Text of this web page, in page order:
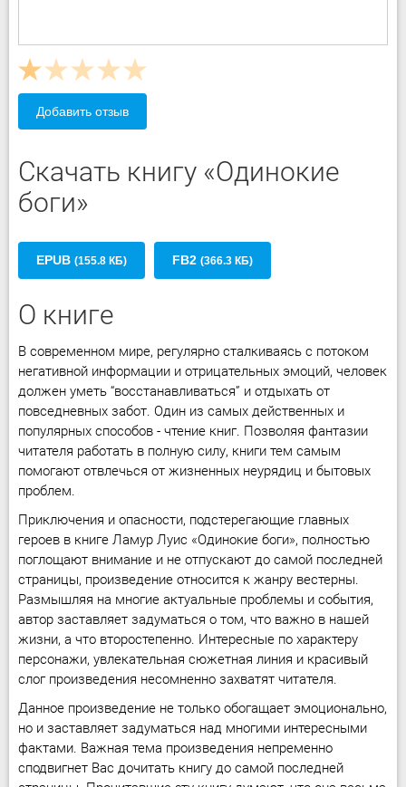
Добавить отзыв
Скачать книгу «Одинокие
боги»
EPUB (155.8 КБ) FB2 (366.3 КБ)
О книге
В современном мире, регулярно сталкиваясь с потоком
негативной информации и отрицательных эмоций, человек
должен уметь “восстанавливаться” и отдыхать от
повседневных забот. Один из самых действенных и
популярных способов - чтение книг. Позволяя фантазии
читателя работать в полную силу, книги тем самым
помогают отвлечься от жизненных неурядиц и бытовых
проблем.
Приключения и опасности, подстерегающие главных
героев в книге Ламур Луис «Одинокие боги», полностью
поглощают внимание и не отпускают до самой последней
страницы, произведение относится к жанру вестерны.
Размышляя на многие актуальные проблемы и события,
автор заставляет задуматься о том, что важно в нашей
жизни, а что второстепенно. Интересные по характеру
персонажи, увлекательная сюжетная линия и красивый
слог произведения несомненно захватят читателя.
Данное произведение не только обогащает эмоционально,
но и заставляет задуматься над многими интересными
фактами. Важная тема произведения непременно
сподвигнет Вас дочитать книгу до самой последней